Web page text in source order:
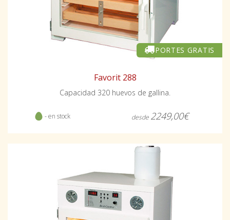
PORTES GRATIS
Favorit 288
Capacidad 320 huevos de gallina.
- en stock desde 2249,00€